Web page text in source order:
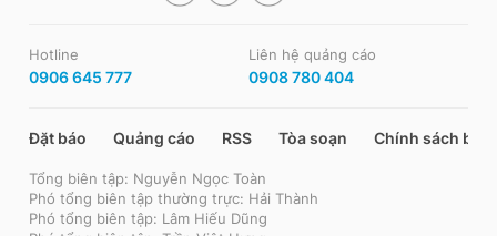
Hotline
0906 645 777
Liên hệ quảng cáo
0908 780 404
Đặt báo Quảng cáo RSS Tòa soạn Chính sách bảo
Tổng biên tập: Nguyễn Ngọc Toàn
Phó tổng biên tập thường trực: Hải Thành
Phó tổng biên tập: Lâm Hiếu Dũng